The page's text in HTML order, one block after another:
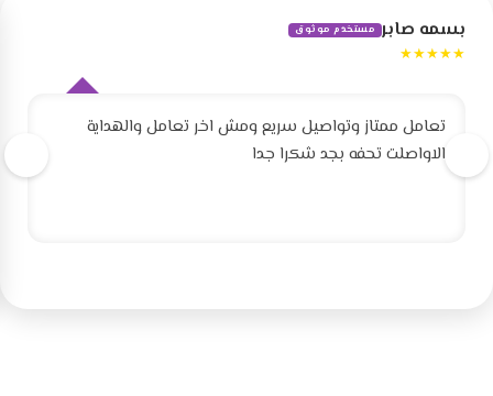
بسمه صابر مستخدم موثوق
★★★★★
تعامل ممتاز وتواصيل سريع ومش اخر تعامل والهداية
الاواصلت تحفه بجد شكرا جدا